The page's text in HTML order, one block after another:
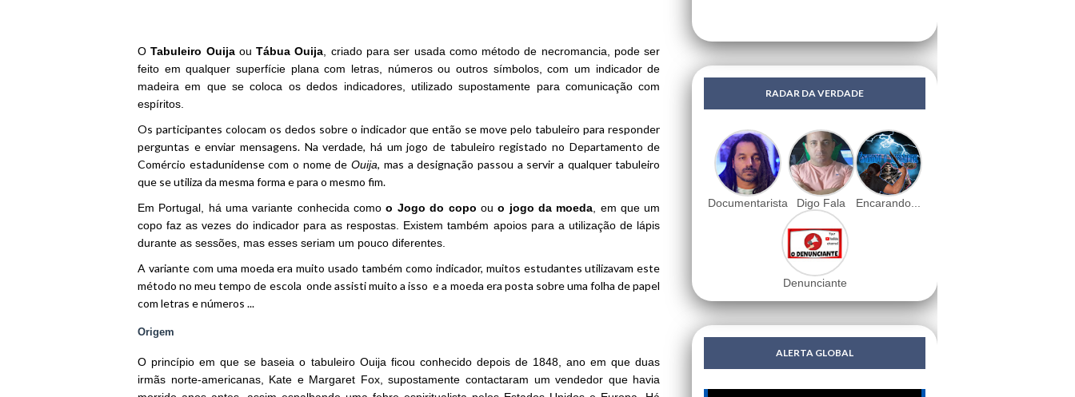
OTabuleiro OuijaouTábua Ouija , criado para ser usada como método de necromancia, pode ser
feito em qualquer superfície plana com letras, números ou outros símbolos, com um indicador de
madeira em que se coloca os dedos indicadores, utilizado supostamente para comunicação com
espíritos.
Os participantes colocam os dedos sobre o indicador que então se move pelo tabuleiro para responder
perguntas e enviar mensagens. Na verdade, há um jogo de tabuleiro registado no Departamento de
Comércio estadunidense com o nome deOuija, mas a designação passou a servir a qualquer tabuleiro
que se utiliza da mesma forma e para o mesmo fim.
Em Portugal, há uma variante conhecida comoo Jogo do copo ouo jogo da moeda , em que um
copo faz as vezes do indicador para as respostas. Existem também apoios para a utilização de lápis
durante as sessões, mas esses seriam um pouco diferentes.
A variante com uma moeda era muito usado também como indicador, muitos estudantes utilizavam este
método no meu tempo de escola onde assisti muito a isso e a moeda era posta sobre uma folha de papel
com letras e números ...
Origem
O princípio em que se baseia o tabuleiro Ouija ficou conhecido depois de 1848, ano em que duas
irmãs norte-americanas, Kate e Margaret Fox, supostamente contactaram um vendedor que havia
RADAR DA VERDADE
Documentarista Digo Fala Encarando...
Denunciante
ALERTA GLOBAL